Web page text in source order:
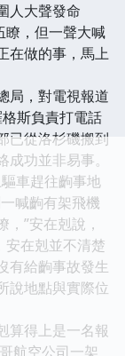
人大聲發命
瞭，但一聲大喊
在做的事，馬上
，對電視報道
斯負責打電話
已從洛杉磯搬到
功並非易事。
車趕往齣事地
喊齣有架飛機
”安在剋說，
安在剋並不清楚
有給齣事故發生
說地點與實際位
得上是一名報
航空公司一架